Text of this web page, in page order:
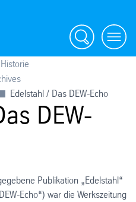
Suche menü
Historie
Edelstahl / Das DEW-Echo
DEW-
Publikation „Edelstahl“
Echo“) war die Werkszeitung